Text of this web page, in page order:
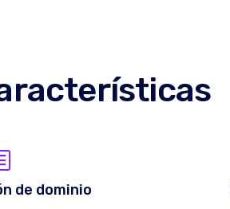
de dominio